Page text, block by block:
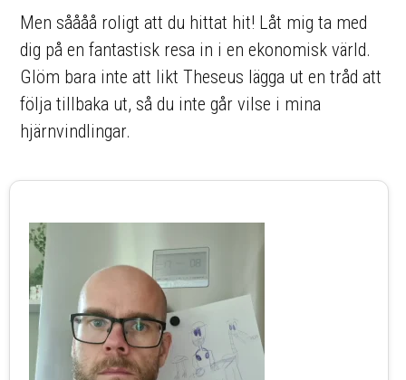
Men såååå roligt att du hittat hit! Låt mig ta med
dig på en fantastisk resa in i en ekonomisk värld.
Glöm bara inte att likt Theseus lägga ut en tråd att
följa tillbaka ut, så du inte går vilse i mina
hjärnvindlingar.